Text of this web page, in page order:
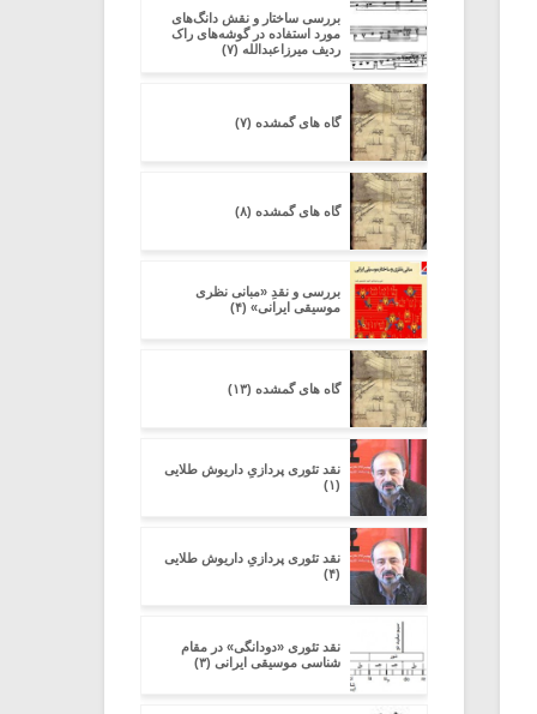
بررسی ساختار و نقش دانگ‌های
مورد استفاده در گوشه‌های راک
ردیف میرزاعبدالله (۷)
گاه های گمشده (۷)
گاه های گمشده (۸)
بررسی و نقدِ «مبانی نظری
موسیقی ایرانی» (۴)
گاه های گمشده (۱۳)
نقد تئوری پردازیِ داریوش طلایی
(۱)
نقد تئوری پردازیِ داریوش طلایی
(۴)
نقد تئوری «دودانگی» در مقام
شناسی موسیقی ایرانی (۳)